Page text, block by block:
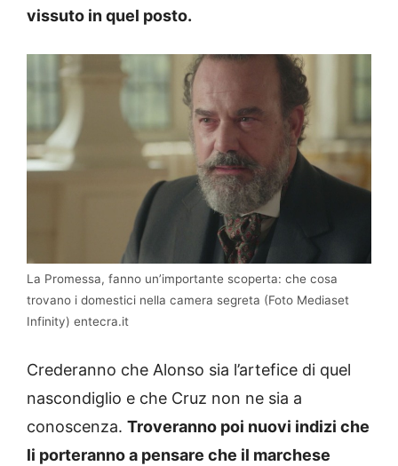
vissuto in quel posto.
La Promessa, fanno un’importante scoperta: che cosa
trovano i domestici nella camera segreta (Foto Mediaset
Infinity) entecra.it
Crederanno che Alonso sia l’artefice di quel
nascondiglio e che Cruz non ne sia a
conoscenza. Troveranno poi nuovi indizi che
li porteranno a pensare che il marchese